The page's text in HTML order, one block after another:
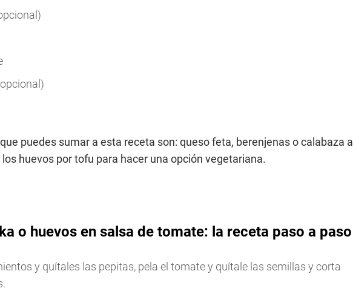
puedes sumar a esta receta son: queso feta, berenjenas o calabaza al
huevos por tofu para hacer una opción vegetariana.
o huevos en salsa de tomate: la receta paso a paso
y quítales las pepitas, pela el tomate y quítale las semillas y corta